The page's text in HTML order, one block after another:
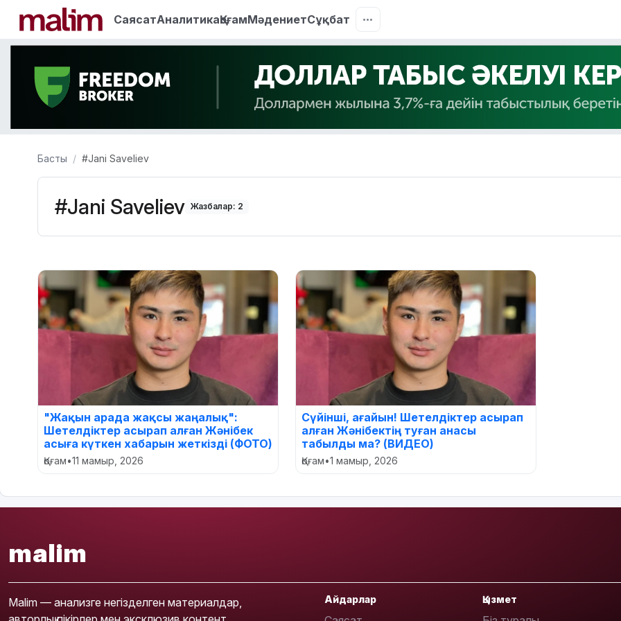
СаясатАналитикаҚоғамМәдениетСұқбат
Басты #Jani Saveliev
#Jani Saveliev Жазбалар: 2
"Жақын арада жақсы жаңалық":
Шетелдіктер асырап алған Жәнібек
асыға күткен хабарын жеткізді (ФОТО)
Қоғам•11 мамыр, 2026
Сүйінші, ағайын! Шетелдіктер асырап
алған Жәнібектің туған анасы
табылды ма? (ВИДЕО)
Қоғам•1 мамыр, 2026
malim
Malim — анализге негізделген материалдар,
Айдарлар Қызмет